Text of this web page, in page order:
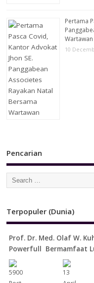
Pertama
Wartawan
10
Pencarian
Terpopuler (Dunia)
Prof. Dr. Med. Olaf W.
Powerfull Bermamfaat